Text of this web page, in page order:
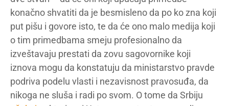
konačno shvatiti da je besmisleno da po ko zna koji
put pišu i govore isto, te da će ono malo medija koji
o tim primedbama smeju profesionalno da
izveštavaju prestati da zovu sagovornike koji
iznova mogu da konstatuju da ministarstvo pravde
podriva podelu vlasti i nezavisnost pravosuđa, da
nikoga ne sluša i radi po svom. O tome da Srbiju